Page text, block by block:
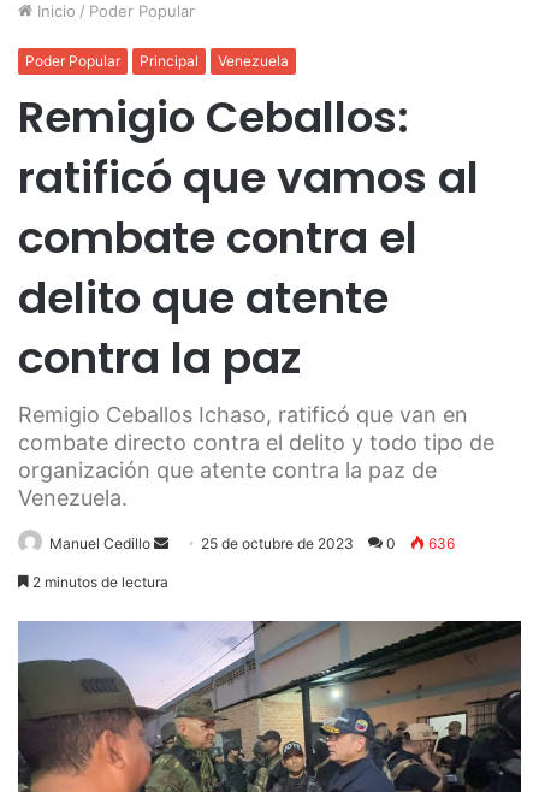
Inicio / Poder Popular
Poder Popular Principal Venezuela
Remigio Ceballos:
ratificó que vamos al
combate contra el
delito que atente
contra la paz
Remigio Ceballos Ichaso, ratificó que van en
combate directo contra el delito y todo tipo de
organización que atente contra la paz de
Venezuela.
Manuel Cedillo
Send 25 de octubre de 2023 0 636
2 minutos de lectura